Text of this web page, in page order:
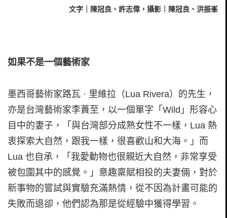
文字｜陳冠良、許志偉，攝影｜陳冠良、洪振峯
如果不是一個藝術家
墨西哥藝術家路瓦 · 里維拉（Lua Rivera）的先生，
亦是台灣藝術家李蕢至，以一個單字「Wild」形容心
目中的妻子，「與台灣部分成熟女性不一樣，Lua 熱
衷探索大自然，跟我一樣，很喜歡山和大海。」而
Lua 也自承，「我愛動物也很親近大自然，非常享受
被包圍其中的感覺。」意趣稟賦相投的夫妻倆，對於
新事物的嘗試與實驗充滿熱情，從不因為計畫可能的
失敗而退卻，他們認為那是從經驗中獲得學習。